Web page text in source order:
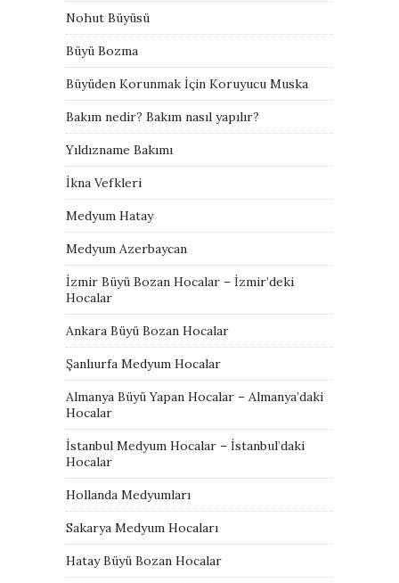
Nohut Büyüsü
Büyü Bozma
Büyüden Korunmak İçin Koruyucu Muska
Bakım nedir? Bakım nasıl yapılır?
Yıldızname Bakımı
İkna Vefkleri
Medyum Hatay
Medyum Azerbaycan
İzmir Büyü Bozan Hocalar – İzmir’deki
Hocalar
Ankara Büyü Bozan Hocalar
Şanlıurfa Medyum Hocalar
Almanya Büyü Yapan Hocalar – Almanya’daki
Hocalar
İstanbul Medyum Hocalar – İstanbul’daki
Hocalar
Hollanda Medyumları
Sakarya Medyum Hocaları
Hatay Büyü Bozan Hocalar